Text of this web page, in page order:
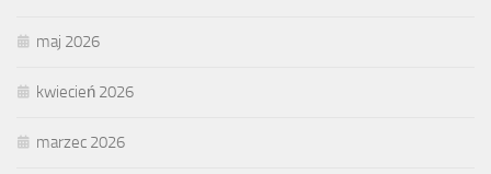
maj 2026
kwiecień 2026
marzec 2026